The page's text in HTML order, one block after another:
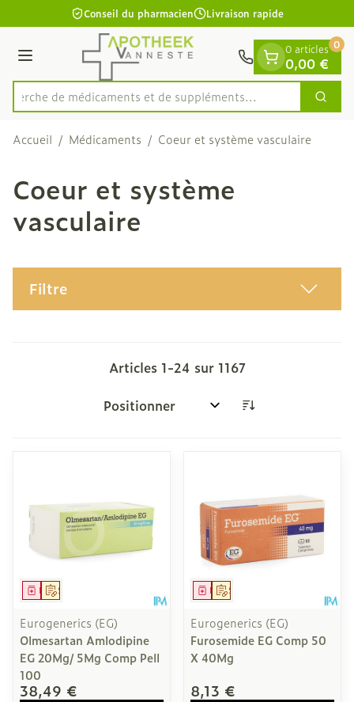
Aller au contenu
1 de 1
Conseil du pharmacien Livraison rapide
Menu
Rechercher
Recherche de médicaments et de
0 articles
0,00 €
0
Accueil / Médicaments / Coeur et système vasculaire
Coeur et système
vasculaire
Filtre
Articles 1-24 sur 1167
Trier par:
Sur prescription
Médicament
Eurogenerics (EG)
Olmesartan Amlodipine
EG 20Mg/ 5Mg Comp Pell
100
38,49 €
Sur prescription
Médicament
Eurogenerics (EG)
Furosemide EG Comp 50
X 40Mg
8,13 €